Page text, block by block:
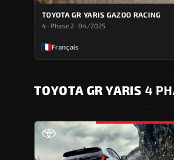
TOYOTA GR YARIS GAZOO RACING
4 · Phase 2 · 04/2025
Français
TOYOTA GR YARIS 4